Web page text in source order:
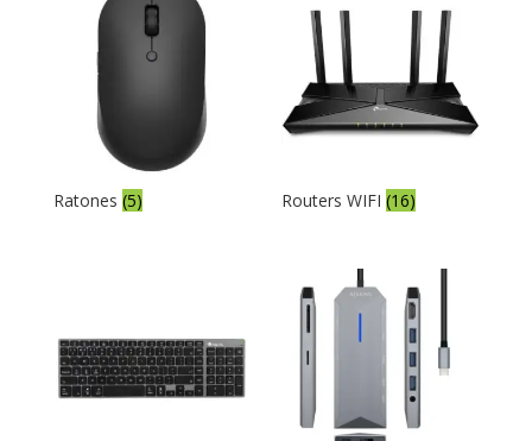
Ratones (5) Routers WIFI(16)